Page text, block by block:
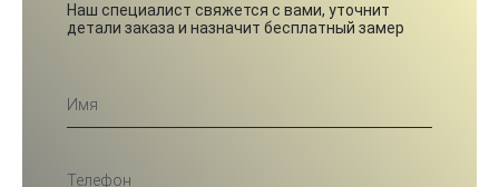
Наш специалист свяжется с вами, уточнит
детали заказа и назначит бесплатный замер